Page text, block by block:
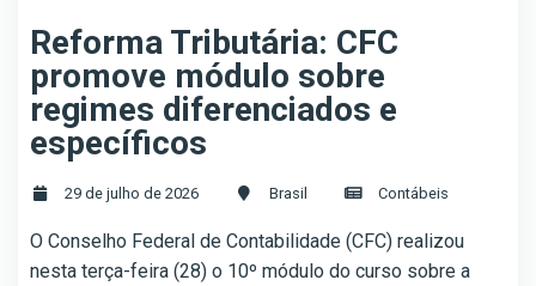
Reforma Tributária: CFC
promove módulo sobre
regimes diferenciados e
específicos
29 de julho de 2026 Brasil Contábeis
O Conselho Federal de Contabilidade (CFC) realizou
nesta terça-feira (28) o 10º módulo do curso sobre a